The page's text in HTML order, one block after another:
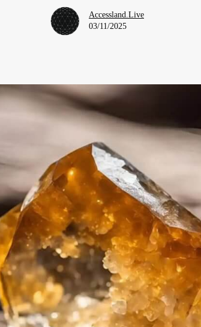
Accessland.Live
03/11/2025